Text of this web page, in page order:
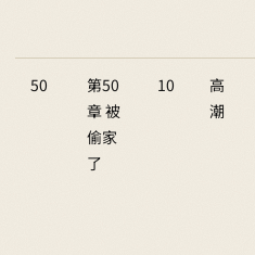
50
第50
章 被
偷家
了
10
高
潮